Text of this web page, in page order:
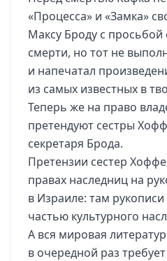
«Процесса» и «Замка»
Максу Броду с просьбой
смерти, но тот не
и напечатал
из самых известных в
Теперь же на право
претендуют сестры
секретаря Брода.
Претензии сестер
правах наследниц на
в Израиле: там
частью культурного
А вся мировая
в очередной раз